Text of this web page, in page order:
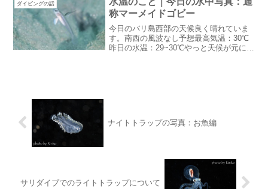
ダイビングの話
称マーメイドゴビー
今日のバリ島西部の天候良く晴れていま
す。南西の風波なし予想最高気温：30℃
昨日の水温：29~30℃やっと天候が元に戻
ナイトトラップの写真：お魚編
サリダイブでのライトトラップについて